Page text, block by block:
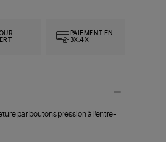
PAIEMENT EN
3X,4X
par boutons pression à l'entre-